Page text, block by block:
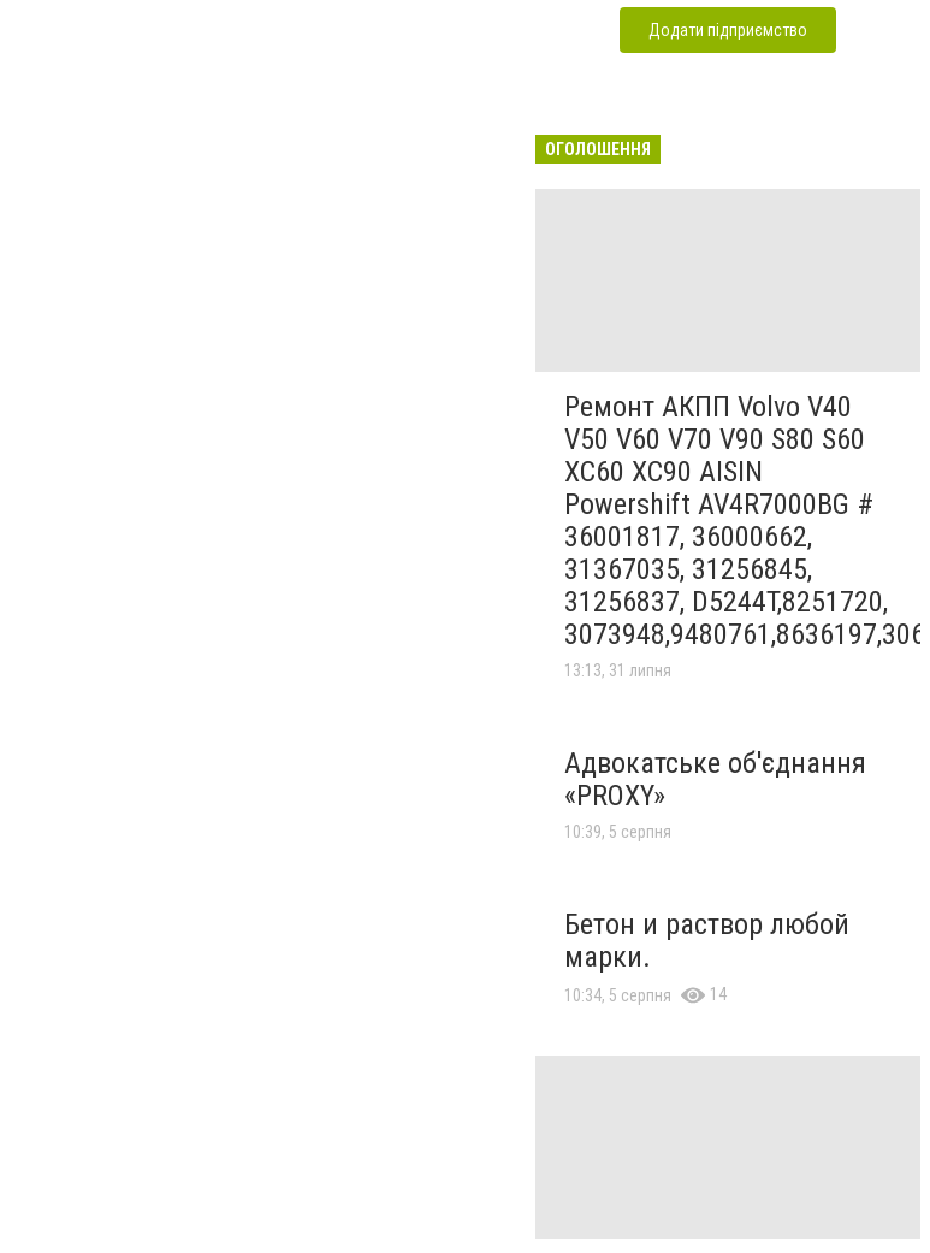
Додати підприємство
ОГОЛОШЕННЯ
Ремонт АКПП Volvo V40
V50 V60 V70 V90 S80 S60
XC60 XC90 AISIN
Powershift AV4R7000BG #
36001817, 36000662,
31367035, 31256845,
31256837, D5244T,8251720,
13:13, 31 липня
Адвокатське об'єднання
«PROXY»
10:39, 5 серпня
Бетон и раствор любой
марки.
10:34, 5 серпня 14